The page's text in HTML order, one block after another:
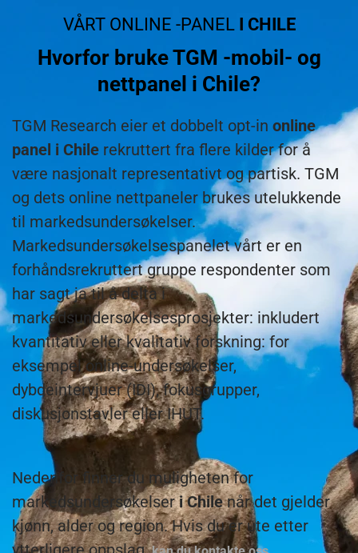
VÅRT ONLINE -PANEL I CHILE
Hvorfor bruke TGM -mobil- og
nettpanel i Chile?
TGM Research eier et dobbelt opt-in online
panel i Chile rekruttert fra flere kilder for å
være nasjonalt representativt og partisk. TGM
og dets online nettpaneler brukes utelukkende
til markedsundersøkelser.
Markedsundersøkelsespanelet vårt er en
forhåndsrekruttert gruppe respondenter som
har sagt ja til å delta i
markedsundersøkelsesprosjekter: inkludert
kvantitativ eller kvalitativ forskning: for
eksempel online-undersøkelser,
dybdeintervjuer (IDI), fokusgrupper,
diskusjonstavler eller IHUT.
Nedenfor finner du muligheten for
markedsundersøkelseri Chilenår det gjelder
kjønn, alder og region. Hvis du er ute etter